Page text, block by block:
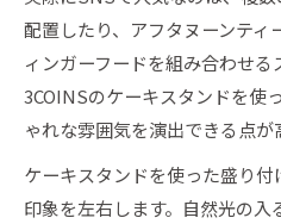
配置したり、アフタヌーンティ
ィンガーフードを組み合わせる
3COINSのケーキスタンドを使
ゃれな雰囲気を演出できる点が
ケーキスタンドを使った盛り
印象を左右します。自然光の